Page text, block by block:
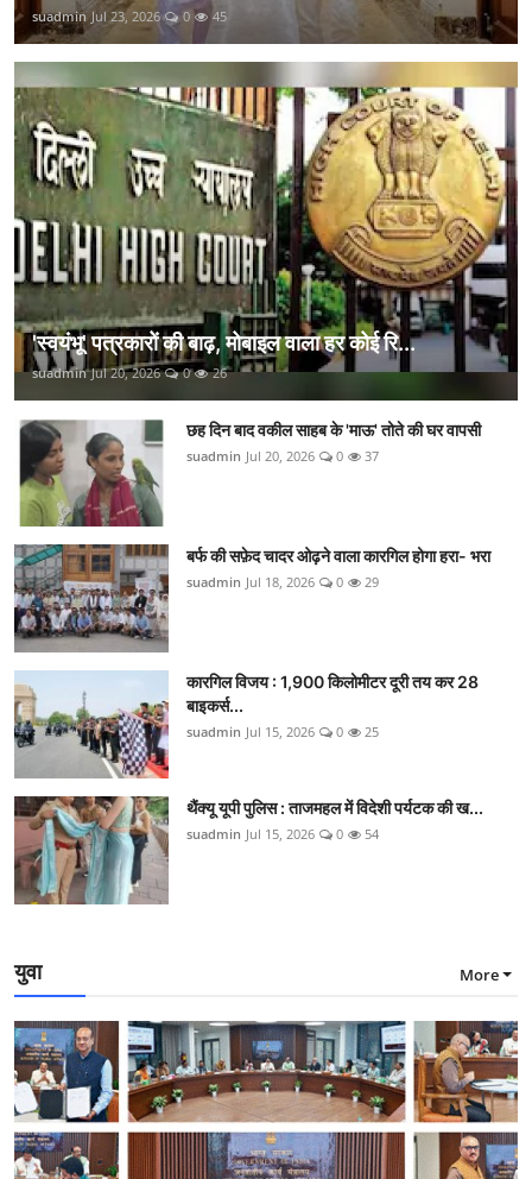
suadmin Jul 23, 2026 0 45
'स्वयंभू' पत्रकारों की बाढ़, मोबाइल वाला हर कोई रि...
suadmin Jul 20, 2026 0 26
छह दिन बाद वकील साहब के 'माऊ' तोते की घर वापसी
suadmin Jul 20, 2026 0 37
बर्फ की सफ़ेद चादर ओढ़ने वाला कारगिल होगा हरा- भरा
suadmin Jul 18, 2026 0 29
कारगिल विजय : 1,900 किलोमीटर दूरी तय कर 28
बाइकर्स...
suadmin Jul 15, 2026 0 25
थैंक्यू यूपी पुलिस : ताजमहल में विदेशी पर्यटक की ख...
suadmin Jul 15, 2026 0 54
युवा More